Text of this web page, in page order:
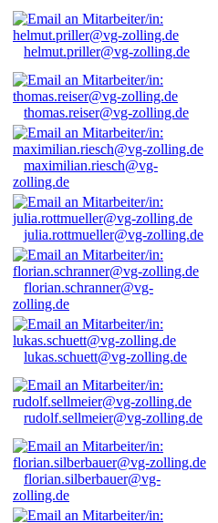
helmut.priller@vg-zolling.de
thomas.reiser@vg-zolling.de
maximilian.riesch@vg-
zolling.de
julia.rottmueller@vg-zolling.de
florian.schranner@vg-
zolling.de
lukas.schuett@vg-zolling.de
rudolf.sellmeier@vg-zolling.de
florian.silberbauer@vg-
zolling.de